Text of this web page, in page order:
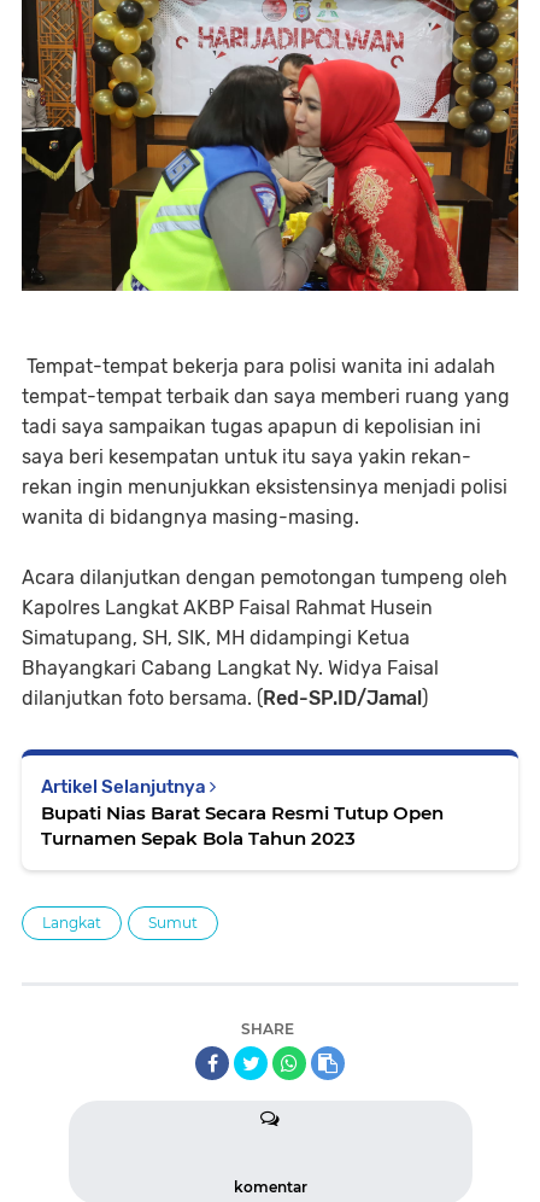
Tempat-tempat bekerja para polisi wanita ini adalah
tempat-tempat terbaik dan saya memberi ruang yang
tadi saya sampaikan tugas apapun di kepolisian ini
saya beri kesempatan untuk itu saya yakin rekan-
rekan ingin menunjukkan eksistensinya menjadi polisi
wanita di bidangnya masing-masing.
Acara dilanjutkan dengan pemotongan tumpeng oleh
Kapolres Langkat AKBP Faisal Rahmat Husein
Simatupang, SH, SIK, MH didampingi Ketua
Bhayangkari Cabang Langkat Ny. Widya Faisal
dilanjutkan foto bersama. ( Red-SP.ID/Jamal )
Artikel Selanjutnya
Bupati Nias Barat Secara Resmi Tutup Open
Turnamen Sepak Bola Tahun 2023
Langkat Sumut
SHARE
komentar